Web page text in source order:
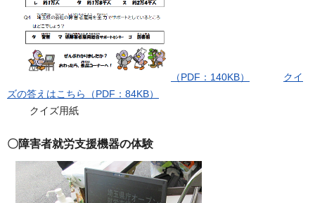
（PDF：140KB）
クイ
ズの答えはこちら（PDF：84KB）
クイズ用紙
〇障害者就労支援機器の体験